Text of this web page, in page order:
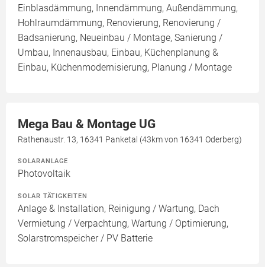
Einblasdämmung, Innendämmung, Außendämmung,
Hohlraumdämmung, Renovierung, Renovierung /
Badsanierung, Neueinbau / Montage, Sanierung /
Umbau, Innenausbau, Einbau, Küchenplanung &
Einbau, Küchenmodernisierung, Planung / Montage
Mega Bau & Montage UG
Rathenaustr. 13, 16341 Panketal (43km von 16341 Oderberg)
SOLARANLAGE
Photovoltaik
SOLAR TÄTIGKEITEN
Anlage & Installation, Reinigung / Wartung, Dach
Vermietung / Verpachtung, Wartung / Optimierung,
Solarstromspeicher / PV Batterie